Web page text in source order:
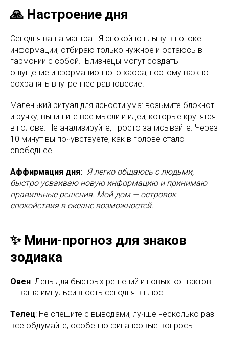
🙏 Настроение дня
Сегодня ваша мантра: "Я спокойно плыву в потоке
информации, отбираю только нужное и остаюсь в
гармонии с собой." Близнецы могут создать
ощущение информационного хаоса, поэтому важно
сохранять внутреннее равновесие.
Маленький ритуал для ясности ума: возьмите блокнот
и ручку, выпишите все мысли и идеи, которые крутятся
в голове. Не анализируйте, просто записывайте. Через
10 минут вы почувствуете, как в голове стало
свободнее.
Аффирмация дня: "Я легко общаюсь с людьми,
быстро усваиваю новую информацию и принимаю
правильные решения. Мой дом — островок
спокойствия в океане возможностей. "
✨ Мини-прогноз для знаков
зодиака
Овен: День для быстрых решений и новых контактов
— ваша импульсивность сегодня в плюс!
Телец: Не спешите с выводами, лучше несколько раз
все обдумайте, особенно финансовые вопросы.